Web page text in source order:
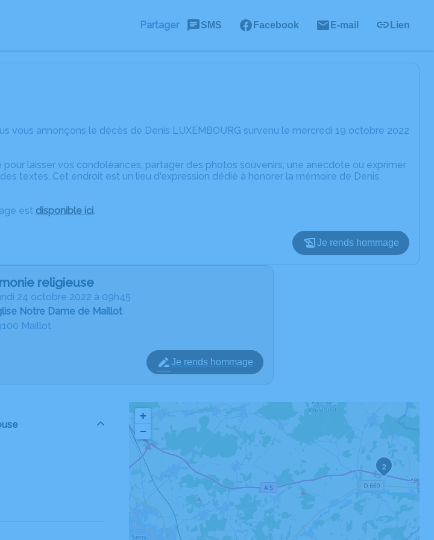
Partager SMS Facebook E-mail Lien
vous annonçons le décès de Denis LUXEMBOURG survenu le mercredi 19 octobre 2022
laisser vos condoléances, partager des photos souvenirs, une anecdote ou exprimer
textes. Cet endroit est un lieu d'expression dédié à honorer la mémoire de Denis
est disponible ici.
Je rends hommage
religieuse
24 octobre 2022 à 09h45
Notre Dame de Maillot
Maillot
Je rends hommage
2
+
−